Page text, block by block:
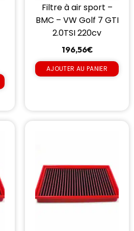
Filtre à air sport –
BMC – VW Golf 7 GTI
2.0TSI 220cv
196,56€
AJOUTER AU PANIER